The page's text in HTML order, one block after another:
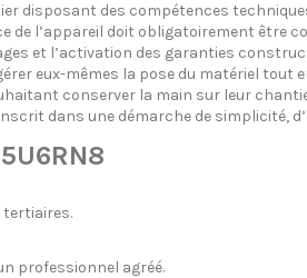
disposant des compétences
l’appareil doit obligatoirement être
et l’activation des garanties
eux-mêmes la pose du matériel tout
conserver la main sur leur
dans une démarche de simplicité,
tertiaires.
professionnel agréé.